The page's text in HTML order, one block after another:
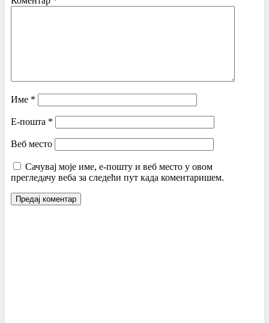
Име *
Е-пошта *
Веб место
Сачувај моје име, е-пошту и веб место у овом
прегледачу веба за следећи пут када коментаришем.